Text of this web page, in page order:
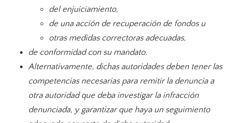
del enjuiciamiento,
de una acción de recuperación de fondos u
otras medidas correctoras adecuadas,
de conformidad con su mandato.
Alternativamente, dichas autoridades deben tener las
competencias necesarias para remitir la denuncia a
otra autoridad que deba investigar la infracción
denunciada, y garantizar que haya un seguimiento